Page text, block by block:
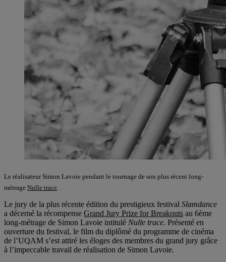
Le réalisateur Simon Lavoie pendant le tournage de son plus récent long-
métrage Nulle trace.
Le jury de la plus récente édition du prestigieux festival Slamdance
a décerné la récompense Grand Jury Prize for Breakouts au 6ème
long-métrage de Simon Lavoie intitulé Nulle trace. Présenté en
ouverture du festival, le film du diplômé du programme de cinéma
de l’UQAM s’est attiré les éloges des membres du grand jury grâce
à l’impeccable travail de réalisation de Simon Lavoie.